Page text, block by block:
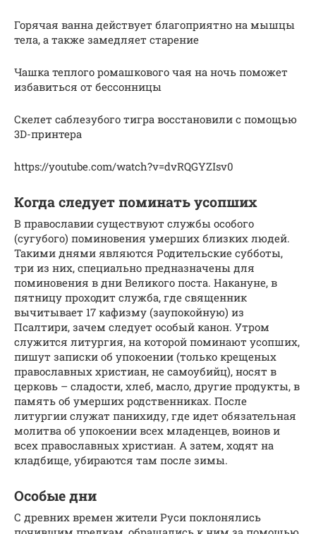
Горячая ванна действует благоприятно на мышцы
тела, а также замедляет старение
Чашка теплого ромашкового чая на ночь поможет
избавиться от бессонницы
Скелет саблезубого тигра восстановили с помощью
3D-принтера
https://youtube.com/watch?v=dvRQGYZIsv0
Когда следует поминать усопших
В православии существуют службы особого
(сугубого) поминовения умерших близких людей.
Такими днями являются Родительские субботы,
три из них, специально предназначены для
поминовения в дни Великого поста. Накануне, в
пятницу проходит служба, где священник
вычитывает 17 кафизму (заупокойную) из
Псалтири, зачем следует особый канон. Утром
служится литургия, на которой поминают усопших,
пишут записки об упокоении (только крещеных
православных христиан, не самоубийц), носят в
церковь – сладости, хлеб, масло, другие продукты, в
память об умерших родственниках. После
литургии служат панихиду, где идет обязательная
молитва об упокоении всех младенцев, воинов и
всех православных христиан. А затем, ходят на
кладбище, убираются там после зимы.
Особые дни
С древних времен жители Руси поклонялись